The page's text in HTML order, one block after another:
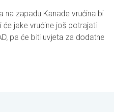
na zapadu Kanade vrućina bi
će jake vrućine još potrajati
pa će biti uvjeta za dodatne